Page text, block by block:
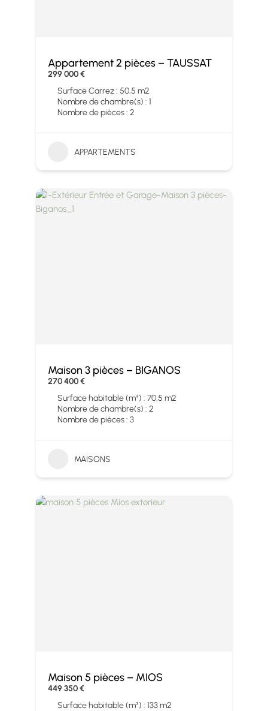
Appartement 2 pièces – TAUSSAT
299 000 €
Surface Carrez : 50,5 m2
Nombre de chambre(s) : 1
Nombre de pièces : 2
APPARTEMENTS
Maison 3 pièces – BIGANOS
270 400 €
Surface habitable (m²) : 70,5 m2
Nombre de chambre(s) : 2
Nombre de pièces : 3
MAISONS
Maison 5 pièces – MIOS
449 350 €
Surface habitable (m²) : 133 m2